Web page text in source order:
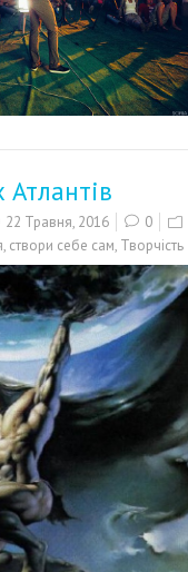
Атлантів
22 Травня, 2016 0
, створи себе сам, Творчість